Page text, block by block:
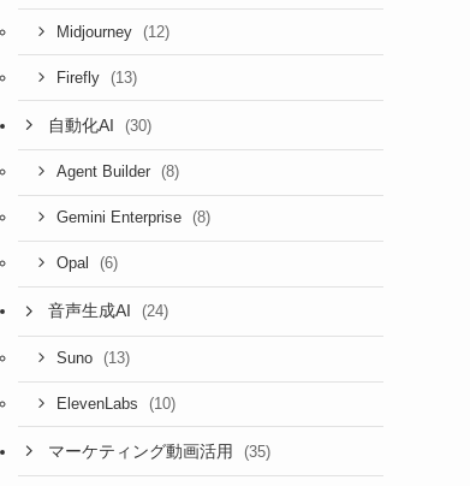
Midjourney (12)
Firefly (13)
自動化AI (30)
Agent Builder (8)
Gemini Enterprise (8)
Opal (6)
音声生成AI (24)
Suno (13)
ElevenLabs (10)
マーケティング動画活用 (35)